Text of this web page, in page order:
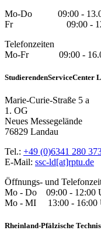
Mo-Do 09:00 -
Fr 09:00 -
Telefonzeiten
Mo-Fr 09:00 -
StudierendenServiceCenter
Marie-Curie-Straße 5 a
1. OG
Neues Messegelände
76829 Landau
Tel.: +49 (0)6341 280
E-Mail: ssc-ld[at]rptu.de
Öffnungs- und
Mo - Do 09:00 - 12:00
Mo - MI 13:00 - 16:00
Rheinland-Pfälzische